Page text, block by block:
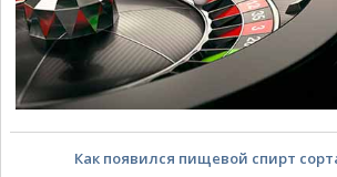
Как появился пищевой спирт